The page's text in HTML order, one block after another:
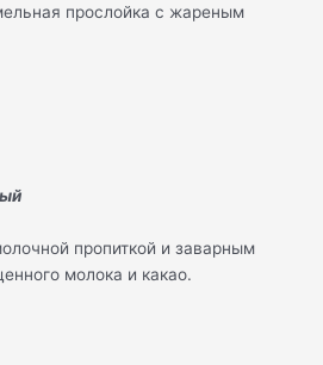
прослойка с жареным
пропиткой и заварным
молока и какао.